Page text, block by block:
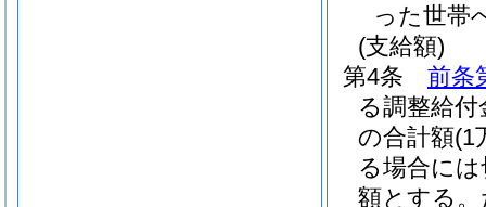
った世帯
(支給額)
第4条
前条
る調整給付
の合計額(1
る場合に
額とする。